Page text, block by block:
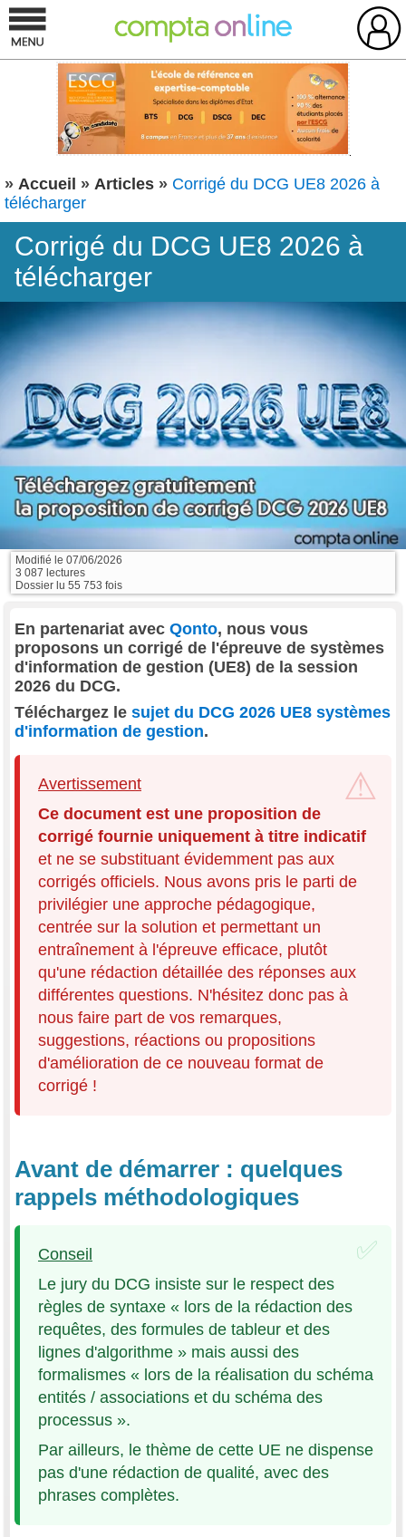
» Accueil » Articles » Corrigé du DCG UE8 2026 à
télécharger
Corrigé du DCG UE8 2026 à
télécharger
Modifié le 07/06/2026
3 087 lectures
Dossier lu 55 753 fois
En partenariat avec Qonto, nous vous
proposons un corrigé de l'épreuve de systèmes
d'information de gestion (UE8) de la session
2026 du DCG.
Téléchargez le sujet du DCG 2026 UE8 systèmes
d'information de gestion.
Avertissement
Ce document est une proposition de
corrigé fournie uniquement à titre indicatif
et ne se substituant évidemment pas aux
corrigés officiels. Nous avons pris le parti de
privilégier une approche pédagogique,
centrée sur la solution et permettant un
entraînement à l'épreuve efficace, plutôt
qu'une rédaction détaillée des réponses aux
différentes questions. N'hésitez donc pas à
nous faire part de vos remarques,
suggestions, réactions ou propositions
d'amélioration de ce nouveau format de
corrigé !
Avant de démarrer : quelques
rappels méthodologiques
Conseil
Le jury du DCG insiste sur le respect des
règles de syntaxe « lors de la rédaction des
requêtes, des formules de tableur et des
lignes d'algorithme » mais aussi des
formalismes « lors de la réalisation du schéma
entités / associations et du schéma des
processus ».
Par ailleurs, le thème de cette UE ne dispense
pas d'une rédaction de qualité, avec des
phrases complètes.